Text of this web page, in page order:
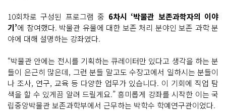
10회차로 구성된 프로그램 중 6차시 ‘박물관 보존과학자의 이야
기’에 참여했다. 박물관 유물에 대한 보존 처리 분야인 보존 과학 분
야에 대해 설명하는 강좌였다.
“박물관 안에는 전시를 기획하는 큐레이터만 있다고 생각을 하는 분
들이 은근히 많은데, 그런 분들 말고도 수장고에서 일하시는 분들이
나 조사, 연구, 교육 등 다양한 업무가 있습니다. 이 기회에 직업 탐
색을 할 수 있게끔 알려 드릴게요.” 흥미롭게 강좌를 시작한 이는 국
립중앙박물관 보존과학부에서 근무하는 박학수 학예연구관이었다.